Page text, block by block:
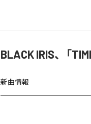
BLACK IRIS、「
新曲情報